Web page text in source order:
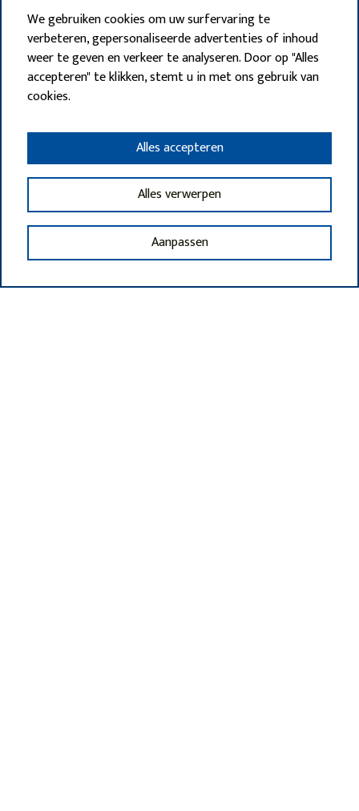
We gebruiken cookies om uw surfervaring te
verbeteren, gepersonaliseerde advertenties of inhoud
weer te geven en verkeer te analyseren. Door op "Alles
accepteren" te klikken, stemt u in met ons gebruik van
cookies.
Aanpassen
Alles verwerpen
Alles accepteren